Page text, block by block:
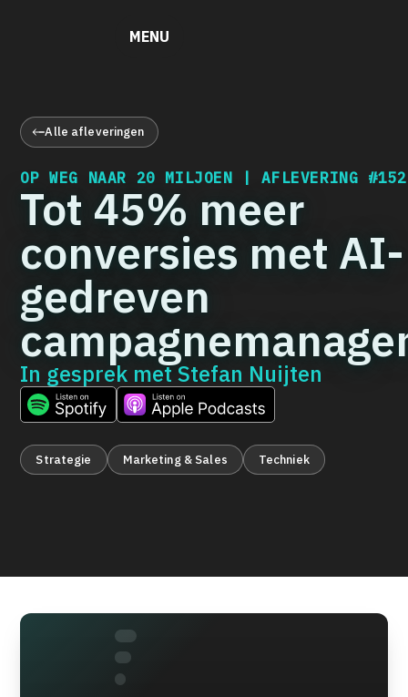
MENU
Alle afleveringen
OP WEG NAAR 20 MILJOEN | AFLEVERING #152
Tot 45% meer
conversies met AI-
gedreven
In gesprek metStefan Nuijten
Strategie Marketing & Sales Techniek